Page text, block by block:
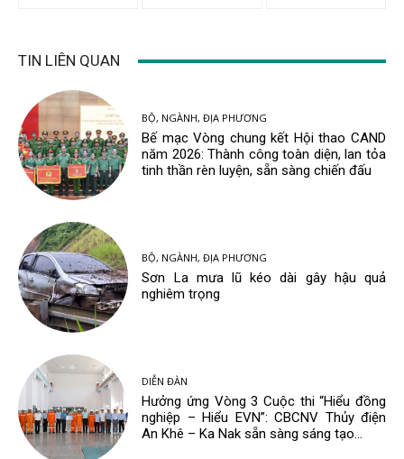
TIN LIÊN QUAN
BỘ, NGÀNH, ĐỊA PHƯƠNG
Bế mạc Vòng chung kết Hội thao CAND
năm 2026: Thành công toàn diện, lan tỏa
tinh thần rèn luyện, sẵn sàng chiến đấu
BỘ, NGÀNH, ĐỊA PHƯƠNG
Sơn La mưa lũ kéo dài gây hậu quả
nghiêm trọng
DIỄN ĐÀN
Hưởng ứng Vòng 3 Cuộc thi “Hiểu đồng
nghiệp – Hiểu EVN”: CBCNV Thủy điện
An Khê – Ka Nak sẵn sàng sáng tạo...